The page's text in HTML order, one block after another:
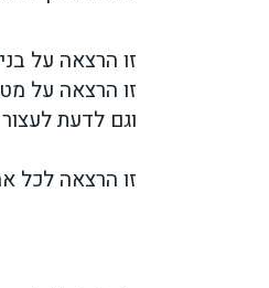
זו הרצאה על
זו הרצאה על
וגם לדעת
זו הרצאה לכל